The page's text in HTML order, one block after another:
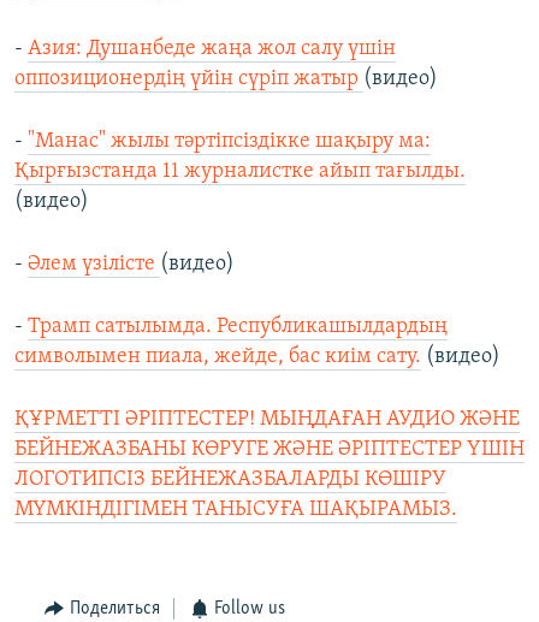
- Азия: Душанбеде жаңа жол салу үшін
оппозиционердің үйін сүріп жатыр (видео)
- "Манас" жылы тәртіпсіздікке шақыру ма:
Қырғызстанда 11 журналистке айып тағылды.
(видео)
- Әлем үзілісте (видео)
- Трамп сатылымда. Республикашылдардың
символымен пиала, жейде, бас киім сату. (видео)
ҚҰРМЕТТІ ӘРІПТЕСТЕР! МЫҢДАҒАН АУДИО ЖӘНЕ
БЕЙНЕЖАЗБАНЫ КӨРУГЕ ЖӘНЕ ӘРІПТЕСТЕР ҮШІН
ЛОГОТИПСІЗ БЕЙНЕЖАЗБАЛАРДЫ КӨШІРУ
МҮМКІНДІГІМЕН ТАНЫСУҒА ШАҚЫРАМЫЗ.
Поделиться Follow us